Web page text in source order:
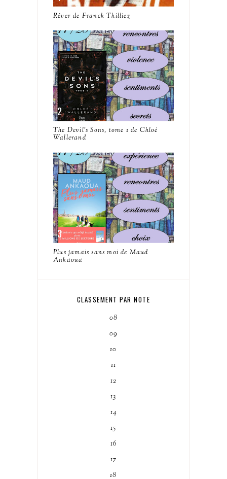
Rêver de Franck Thilliez
The Devil's Sons, tome 1 de Chloé
Wallerand
Plus jamais sans moi de Maud
Ankaoua
CLASSEMENT PAR NOTE
08
09
10
11
12
13
14
15
16
17
18